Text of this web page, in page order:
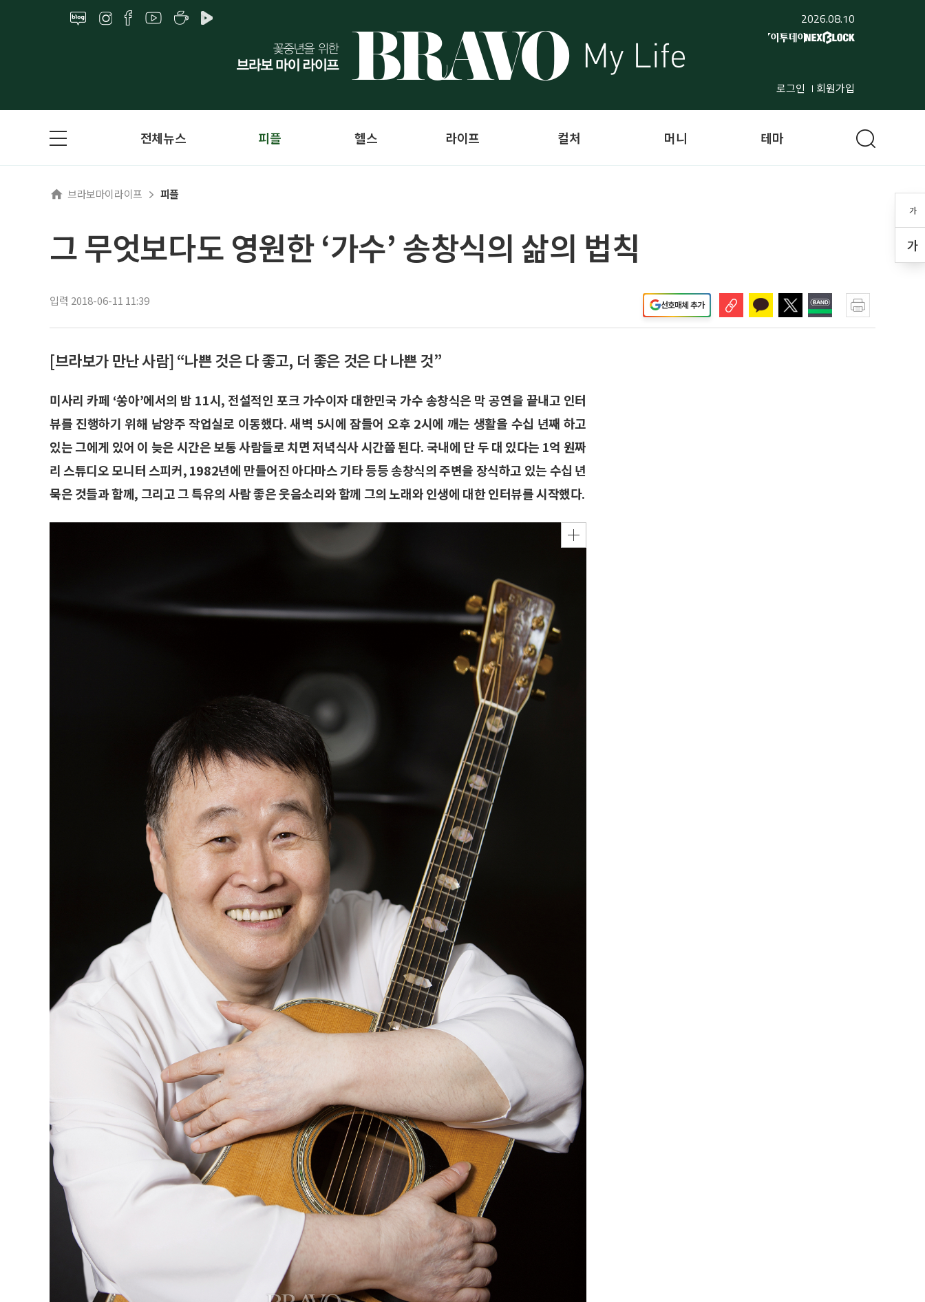
2026.08.10
로그인 회원가입
가
가
전체뉴스 피플 헬스 라이프 컬처 머니 테마
브라보마이라이프 피플
그 무엇보다도 영원한 ‘가수’ 송창식의 삶의 법칙
입력 2018-06-11 11:39 선호매체 추가
[브라보가 만난 사람] “나쁜 것은 다 좋고, 더 좋은 것은 다 나쁜 것”
미사리 카페 ‘쏭아’에서의 밤 11시, 전설적인 포크 가수이자 대한민국 가수 송창식은 막 공연을 끝내고 인터
뷰를 진행하기 위해 남양주 작업실로 이동했다. 새벽 5시에 잠들어 오후 2시에 깨는 생활을 수십 년째 하고
있는 그에게 있어 이 늦은 시간은 보통 사람들로 치면 저녁식사 시간쯤 된다. 국내에 단 두 대 있다는 1억 원짜
리 스튜디오 모니터 스피커, 1982년에 만들어진 아다마스 기타 등등 송창식의 주변을 장식하고 있는 수십 년
묵은 것들과 함께, 그리고 그 특유의 사람 좋은 웃음소리와 함께 그의 노래와 인생에 대한 인터뷰를 시작했다.